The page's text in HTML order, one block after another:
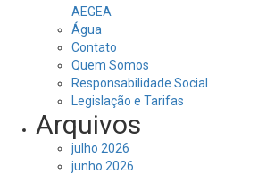
AEGEA
Água
Contato
Quem Somos
Responsabilidade Social
Legislação e Tarifas
Arquivos
julho 2026
junho 2026